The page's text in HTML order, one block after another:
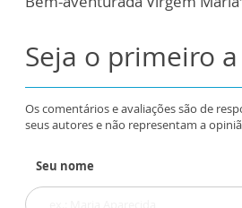
Seja o primeiro
Os comentários e avaliações são de
seus autores e não representam a
Seu nome